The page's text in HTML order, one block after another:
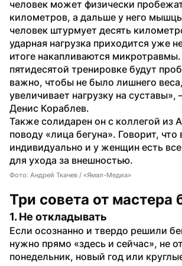
человек может физически
километров, а дальше у него
человек штурмует десять
ударная нагрузка приходится уже
итоге накапливаются
пятидесятой тренировке будут
важно, чтобы не было лишнего
увеличивает нагрузку на суставы»,
Денис Кораблев.
Также солидарен он с коллегой из
поводу «лица бегуна». Говорит, что
индивидуально и у женщин есть
для ухода за внешностью.
Фото: Андрей Ткачев / «Ямал-Медиа»
Три совета от мастера
1. Не откладывать
Если осознанно и твердо решили
нужно прямо «здесь и сейчас», не
понедельник, новый год или